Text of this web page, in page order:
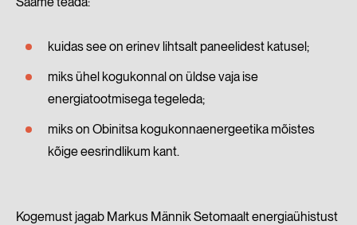
kuidas see on erinev lihtsalt paneelidest katusel;
miks ühel kogukonnal on üldse vaja ise
energiatootmisega tegeleda;
miks on Obinitsa kogukonnaenergeetika mõistes
kõige eesrindlikum kant.
Kogemust jagab Markus Männik Setomaalt energiaühistust